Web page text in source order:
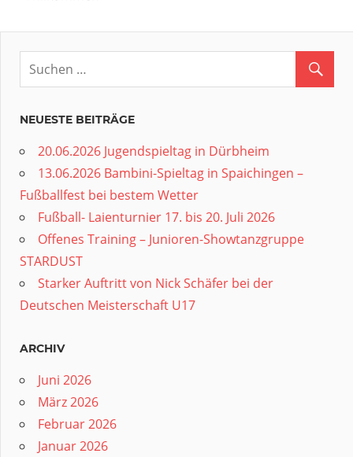
NEUESTE BEITRÄGE
20.06.2026 Jugendspieltag in Dürbheim
13.06.2026 Bambini-Spieltag in Spaichingen –
Fußballfest bei bestem Wetter
Fußball- Laienturnier 17. bis 20. Juli 2026
Offenes Training – Junioren-Showtanzgruppe
STARDUST
Starker Auftritt von Nick Schäfer bei der
Deutschen Meisterschaft U17
ARCHIV
Juni 2026
März 2026
Februar 2026
Januar 2026